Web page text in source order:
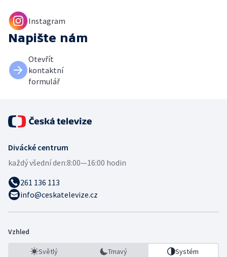
Instagram
Napište nám
Otevřít
kontaktní
formulář
Divácké centrum
každý všední den:8:00—16:00 hodin
261 136 113
info@ceskatelevize.cz
Vzhled
Světlý Tmavý Systém